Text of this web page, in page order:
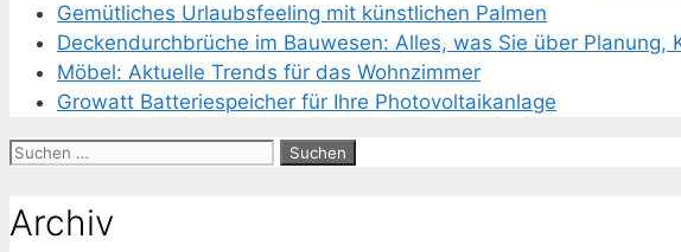
Gemütliches Urlaubsfeeling mit künstlichen Palmen
Deckendurchbrüche im Bauwesen: Alles, was Sie über
Möbel: Aktuelle Trends für das Wohnzimmer
Growatt Batteriespeicher für Ihre Photovoltaikanlage
Suchen
Archiv